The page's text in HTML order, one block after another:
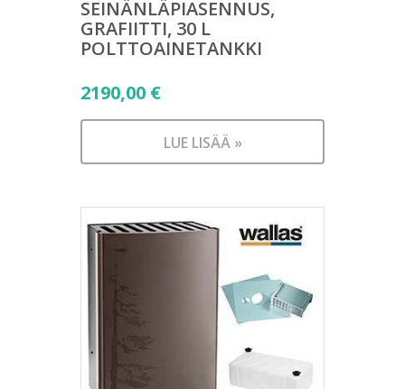
SEINÄNLÄPIASENNUS,
GRAFIITTI, 30 L
POLTTOAINETANKKI
2190,00 €
LUE LISÄÄ »